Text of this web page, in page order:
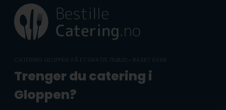
content
CATERING GLOPPEN: FÅ ET GRATIS TILBUD • RASKT SVAR
Trenger du catering i
Gloppen?